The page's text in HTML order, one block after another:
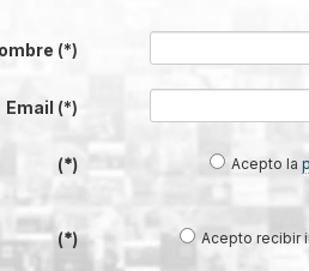
en España y Portugal,
y América Latina y que
funciones en diferentes
de la nueva línea
sanitaria: calentadores de
con equipos que
60 litros de agua al día.
(*)
Email (*)
(*) Acepto la
(*) Acepto recibir